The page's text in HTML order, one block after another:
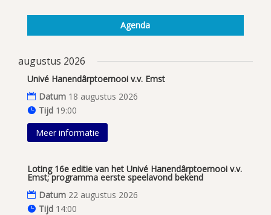
Agenda
augustus 2026
Univé Hanendârptoernooi v.v. Emst
Datum 18 augustus 2026
Tijd 19:00
Meer informatie
Loting 16e editie van het Univé Hanendârptoernooi v.v.
Emst; programma eerste speelavond bekend
Datum 22 augustus 2026
Tijd 14:00